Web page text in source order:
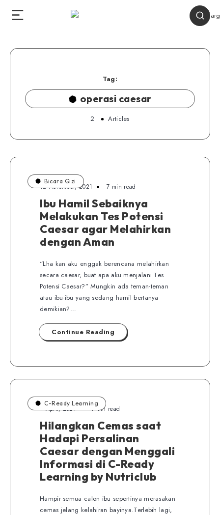
Tag:
operasi caesar
2 Articles
Bicara Gizi
12 November, 2021 7 min read
Ibu Hamil Sebaiknya
Melakukan Tes Potensi
Caesar agar Melahirkan
dengan Aman
“Lha kan aku enggak berencana melahirkan
secara caesar, buat apa aku menjalani Tes
Potensi Caesar?” Mungkin ada teman-teman
atau ibu-ibu yang sedang hamil bertanya
demikian?…
Continue Reading
C-Ready Learning
4 April, 2021 4 min read
Hilangkan Cemas saat
Hadapi Persalinan
Caesar dengan Menggali
Informasi di C-Ready
Learning by Nutriclub
Hampir semua calon ibu sepertinya merasakan
cemas jelang kelahiran bayinya.Terlebih lagi,